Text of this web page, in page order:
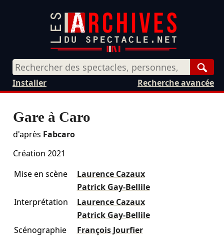
Recherche avancée
Installer
Gare à Caro
d'après Fabcaro
Création 2021
Mise en scène
Laurence Cazaux
Patrick Gay-Bellile
Interprétation
Laurence Cazaux
Patrick Gay-Bellile
Scénographie
François Jourfier